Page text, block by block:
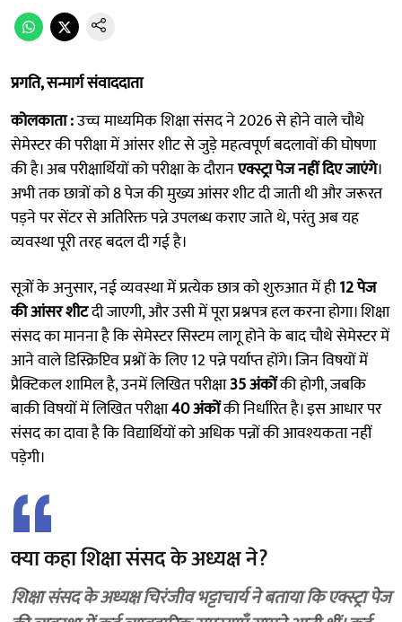
प्रगति, सन्मार्ग संवाददाता
कोलकाता :उच्च माध्यमिक शिक्षा संसद ने 2026 से होने वाले चौथे
सेमेस्टर की परीक्षा में आंसर शीट से जुड़े महत्वपूर्ण बदलावों की घोषणा
की है। अब परीक्षार्थियों को परीक्षा के दौरानएक्स्ट्रा पेज नहीं दिए जाएंगे।
अभी तक छात्रों को 8 पेज की मुख्य आंसर शीट दी जाती थी और जरूरत
पड़ने पर सेंटर से अतिरिक्त पन्ने उपलब्ध कराए जाते थे, परंतु अब यह
व्यवस्था पूरी तरह बदल दी गई है।
सूत्रों के अनुसार, नई व्यवस्था में प्रत्येक छात्र को शुरुआत में ही12 पेज
की आंसर शीटदी जाएगी, और उसी में पूरा प्रश्नपत्र हल करना होगा। शिक्षा
संसद का मानना है कि सेमेस्टर सिस्टम लागू होने के बाद चौथे सेमेस्टर में
आने वाले डिस्क्रिप्टिव प्रश्नों के लिए 12 पन्ने पर्याप्त होंगे। जिन विषयों में
प्रैक्टिकल शामिल है, उनमें लिखित परीक्षा35 अंकोंकी होगी, जबकि
बाकी विषयों में लिखित परीक्षा40 अंकोंकी निर्धारित है। इस आधार पर
संसद का दावा है कि विद्यार्थियों को अधिक पन्नों की आवश्यकता नहीं
पड़ेगी।
क्या कहा शिक्षा संसद के अध्यक्ष ने?
शिक्षा संसद के अध्यक्ष चिरंजीव भट्टाचार्य ने बताया कि एक्स्ट्रा पेज